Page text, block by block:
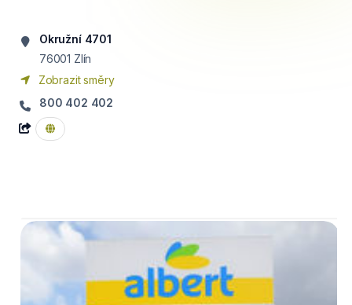
Okružní 4701
76001 Zlín
Zobrazit směry
800 402 402